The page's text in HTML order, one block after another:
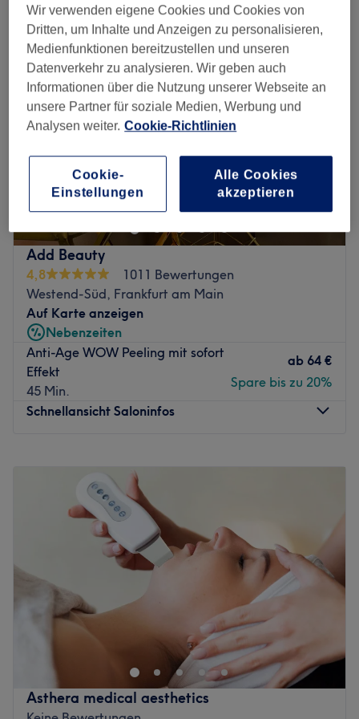
fitness in der Nähe von Innenstadt II, Frankfurt am Main
Add Beauty
4,8
1011 Bewertungen
Westend-Süd, Frankfurt am Main
Auf Karte anzeigen
Nebenzeiten
Anti-Age WOW Peeling mit sofort
Effekt
45 Min.
ab 64 €
Spare bis zu 20%
Schnellansicht Saloninfos
Mittwoch
Donnerstag
10:00–19:00
Geschlossen
Ein Besuch im Kosmetikstudio Add Beauty in Frankfurt, im
Stadteil Westend-Süd, ist wie eine Reise in die Welt der
Schönheit und Entspannung. Egal ob eine wohltuende
Massage, ein kreatives Nageldesign oder eine
erfrischende Gesichtsbehandlung, hier findest du
garantiert, was dein Herz begehrt!
Asthera medical aesthetics
Wir verwenden eigene Cookies und Cookies von
Dritten, um Inhalte und Anzeigen zu personalisieren,
Medienfunktionen bereitzustellen und unseren
Datenverkehr zu analysieren. Wir geben auch
Informationen über die Nutzung unserer Webseite an
unsere Partner für soziale Medien, Werbung und
Analysen weiter. Cookie-Richtlinien
Cookie-
Einstellungen
Alle Cookies
akzeptieren